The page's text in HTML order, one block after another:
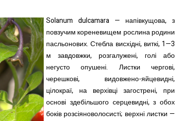
Solanum dulcamara — напівкущова, з
повзучим кореневищем рослина родини
пасльонових. Стебла висхідні, виткі, 1—3
м завдовжки, розгалужені, голі або
негусто опушені. Листки чергові,
черешкові, видовжено-яйцевидні,
цілокраї, на верхівці загострені, при
основі здебільшого серцевидні, з обох
боків розсіяноволосисті; верхні листки —